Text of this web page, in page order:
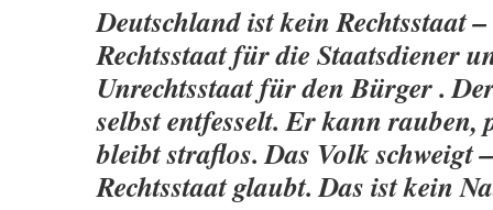
Deutschland ist kein Rechtsstaat
Rechtsstaat für die Staatsdiener
Unrechtsstaat für den Bürger.
selbst entfesselt. Er kann rauben,
bleibt straflos. Das Volk schweigt
Rechtsstaatglaubt. Das istkein